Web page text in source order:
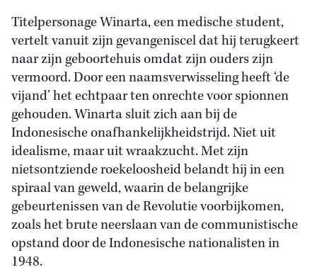
Titelpersonage Winarta, een medische student,
vertelt vanuit zijn gevangeniscel dat hij terugkeert
naar zijn geboortehuis omdat zijn ouders zijn
vermoord. Door een naamsverwisseling heeft ‘de
vijand’ het echtpaar ten onrechte voor spionnen
gehouden. Winarta sluit zich aan bij de
Indonesische onafhankelijkheidstrijd. Niet uit
idealisme, maar uit wraakzucht. Met zijn
nietsontziende roekeloosheid belandt hij in een
spiraal van geweld, waarin de belangrijke
gebeurtenissen van de Revolutie voorbijkomen,
zoals het brute neerslaan van de communistische
opstand door de Indonesische nationalisten in
1948.